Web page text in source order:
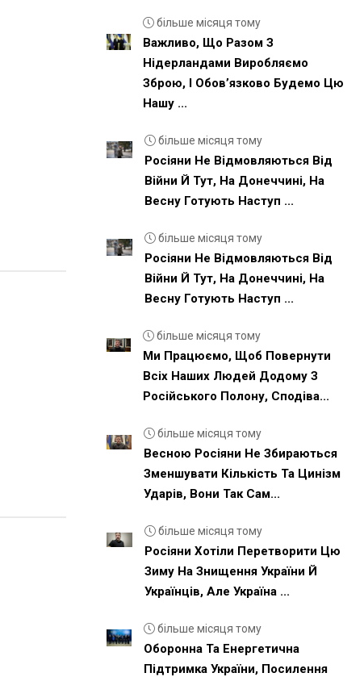
більше місяця тому
Важливо, Що Разом З
Нідерландами Виробляємо
Зброю, І Обовʼязково Будемо Цю
Нашу ...
більше місяця тому
Росіяни Не Відмовляються Від
Війни Й Тут, На Донеччині, На
Весну Готують Наступ ...
більше місяця тому
Росіяни Не Відмовляються Від
Війни Й Тут, На Донеччині, На
Весну Готують Наступ ...
більше місяця тому
Ми Працюємо, Щоб Повернути
Всіх Наших Людей Додому З
Російського Полону, Сподіва...
більше місяця тому
Весною Росіяни Не Збираються
Зменшувати Кількість Та Цинізм
Ударів, Вони Так Сам...
більше місяця тому
Росіяни Хотіли Перетворити Цю
Зиму На Знищення України Й
Українців, Але Україна ...
більше місяця тому
Оборонна Та Енергетична
Підтримка України, Посилення